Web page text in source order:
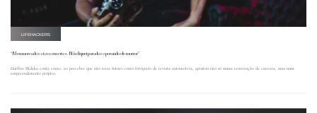
LIFEHACKERS
“Meu mercado estava em crise. Não fiquei parado esperando ele morrer”
Guilber Hidaka conta como, ao perceber que não teria futuro como fotógrafo de revista automotiva, apostou não só numa reinvenção de carreira, mas num
empreendimento próprio.